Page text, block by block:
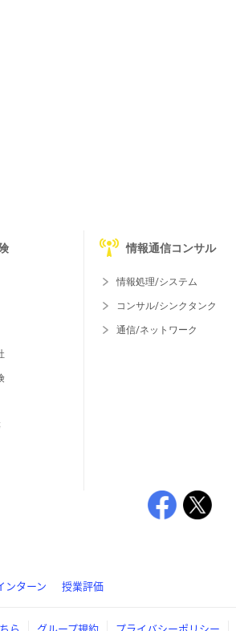
情報通信コンサル
情報処理/システム
コンサル/シンクタンク
通信/ネットワーク
ンターン 授業評価